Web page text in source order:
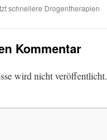
schnellere Drogentherapien
Kommentar
wird nicht veröffentlicht.